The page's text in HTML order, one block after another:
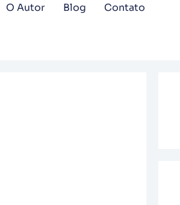
O Autor Blog Contato